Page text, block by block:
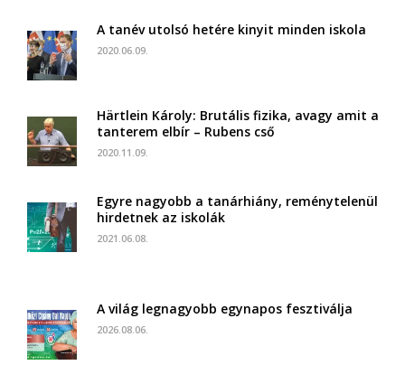
A tanév utolsó hetére kinyit minden iskola
2020.06.09.
Härtlein Károly: Brutális fizika, avagy amit a
tanterem elbír – Rubens cső
2020.11.09.
Egyre nagyobb a tanárhiány, reménytelenül
hirdetnek az iskolák
2021.06.08.
A világ legnagyobb egynapos fesztiválja
2026.08.06.